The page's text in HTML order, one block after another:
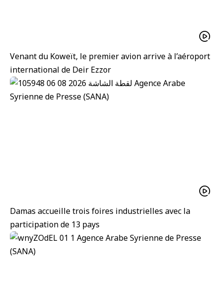
Venant du Koweït, le premier avion arrive à l’aéroport
international de Deir Ezzor
Damas accueille trois foires industrielles avec la
participation de 13 pays